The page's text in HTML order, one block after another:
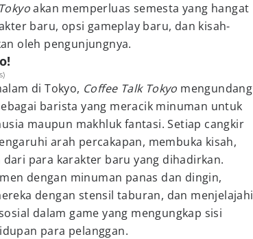
akan memperluas semesta yang hangat
baru, opsi gameplay baru, dan kisah-
oleh pengunjungnya.
di Tokyo, Coffee Talk Tokyo mengundang
barista yang meracik minuman untuk
maupun makhluk fantasi. Setiap cangkir
arah percakapan, membuka kisah,
para karakter baru yang dihadirkan.
dengan minuman panas dan dingin,
dengan stensil taburan, dan menjelajahi
dalam game yang mengungkap sisi
para pelanggan.